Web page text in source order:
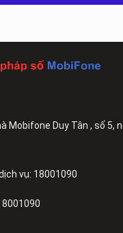
Mobifone Duy Tân , số 5,
vụ: 18001090